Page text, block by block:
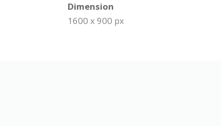
Dimension
1600 x 900 px